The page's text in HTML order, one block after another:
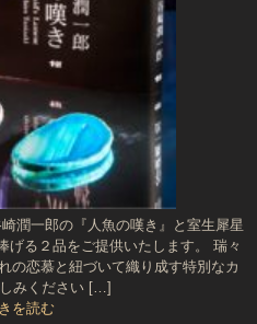
潤一郎の『人魚の嘆き』と室生犀星
げる２品をご提供いたします。 瑞々
の恋慕と紐づいて織り成す特別なカ
みください […]
を読む